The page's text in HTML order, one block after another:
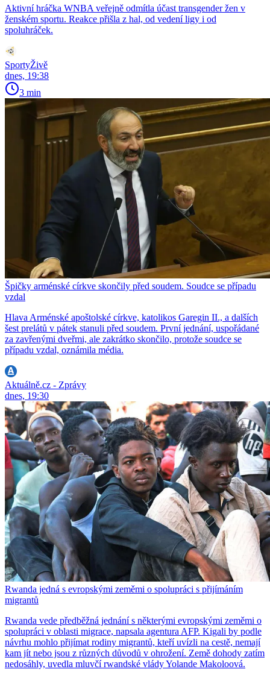
Aktivní hráčka WNBA veřejně odmítla účast transgender žen v
ženském sportu. Reakce přišla z hal, od vedení ligy i od
spoluhráček.
SportyŽivě
dnes, 19:38
3 min
Špičky arménské církve skončily před soudem. Soudce se případu
vzdal
Hlava Arménské apoštolské církve, katolikos Garegin II., a dalších
šest prelátů v pátek stanuli před soudem. První jednání, uspořádané
za zavřenými dveřmi, ale zakrátko skončilo, protože soudce se
případu vzdal, oznámila média.
Aktuálně.cz - Zprávy
dnes, 19:30
Rwanda jedná s evropskými zeměmi o spolupráci s přijímáním
migrantů
Rwanda vede předběžná jednání s některými evropskými zeměmi o
spolupráci v oblasti migrace, napsala agentura AFP. Kigali by podle
návrhu mohlo přijímat rodiny migrantů, kteří uvízli na cestě, nemají
kam jít nebo jsou z různých důvodů v ohrožení. Země dohody zatím
nedosáhly, uvedla mluvčí rwandské vlády Yolande Makoloová.